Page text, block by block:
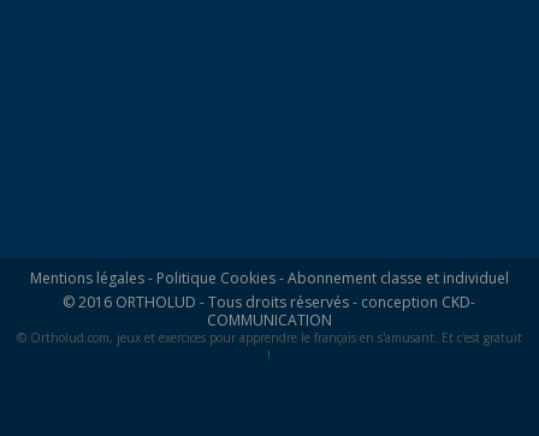
Mentions légales- Politique Cookies-Abonnement classe et individuel
© 2016 ORTHOLUD - Tous droits réservés - conception CKD-
COMMUNICATION
© Ortholud.com, jeux et exercices pour apprendre le français en s'amusant. Et c'est gratuit
!